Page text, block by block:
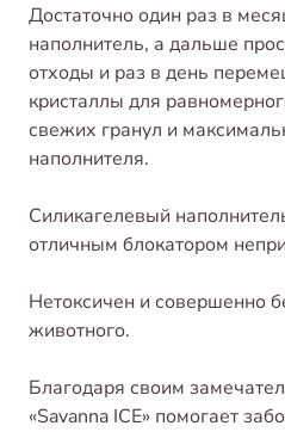
Достаточно один раз в
наполнитель, а дальше
отходы и раз в день
кристаллы для
свежих гранул и
наполнителя.
Силикагелевый
отличным блокатором
Нетоксичен и совершенно
животного.
Благодаря своим
«Savanna ICE» помогает